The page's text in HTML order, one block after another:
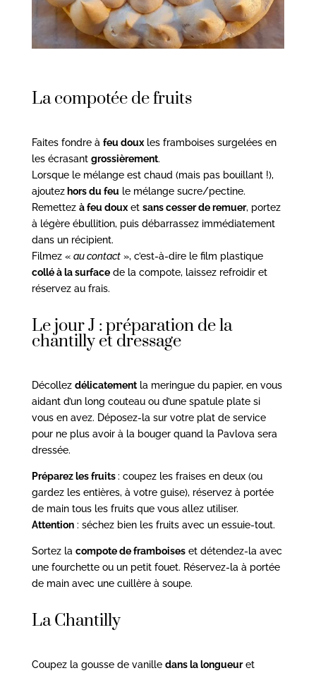
La compotée de fruits
Faites fondre à feu douxles framboises surgelées en
les écrasant grossièrement.
Lorsque le mélange est chaud (mais pas bouillant !),
ajoutezhors du feu le mélange sucre/pectine.
Remettez à feu douxet sans cesser de remuer, portez
à légère ébullition, puis débarrassez immédiatement
dans un récipient.
Filmez « au contact», c’est-à-dire le film plastique
collé à la surfacede la compote, laissez refroidir et
réservez au frais.
Le jour J : préparation de la
chantilly et dressage
Décollez délicatementla meringue du papier, en vous
aidant d’un long couteau ou d’une spatule plate si
vous en avez. Déposez-la sur votre plat de service
pour ne plus avoir à la bouger quand la Pavlova sera
dressée.
Préparez les fruits: coupez les fraises en deux (ou
gardez les entières, à votre guise), réservez à portée
de main tous les fruits que vous allez utiliser.
Attention: séchez bien les fruits avec un essuie-tout.
Sortez la compote de framboiseset détendez-la avec
une fourchette ou un petit fouet. Réservez-la à portée
de main avec une cuillère à soupe.
La Chantilly
Coupez la gousse de vanille dans la longueuret